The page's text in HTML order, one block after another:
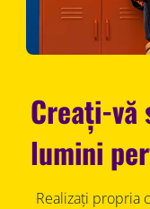
Creați-vă
lumini
Realizați propria